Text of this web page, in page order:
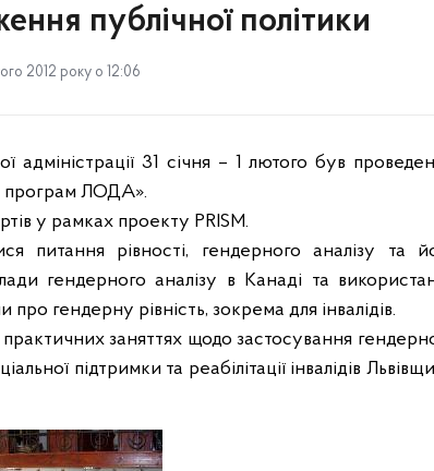
публічної політики
2012 року о 12:06
адміністрації 31 січня – 1 лютого був
програм ЛОДА».
у рамках проекту PRISM.
питання рівності, гендерного аналізу та
гендерного аналізу в Канаді та
гендерну рівність, зокрема для інвалідів.
заняттях щодо застосування
підтримки та реабілітації інвалідів